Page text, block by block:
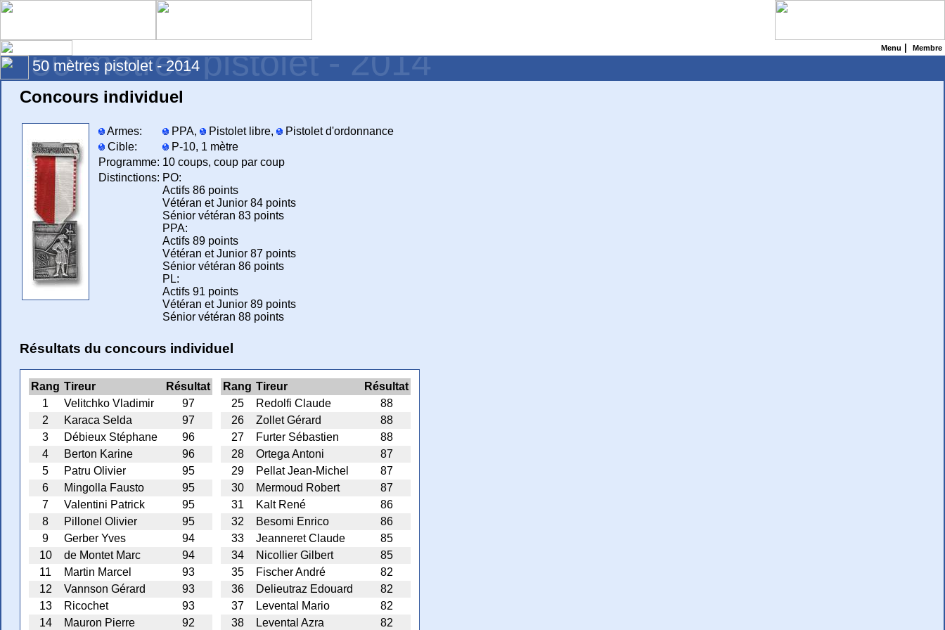
Menu Membre
50 mètres pistolet - 2014
50 mètres pistolet - 2014
Concours individuel
Armes: PPA, Pistolet libre,
Pistolet d'ordonnance
Cible:
P-10, 1 mètre
Programme: 10 coups, coup par coup
Distinctions: PO:
Actifs 86 points
Vétéran et Junior 84 points
Sénior vétéran 83 points
PPA:
Actifs 89 points
Vétéran et Junior 87 points
Sénior vétéran 86 points
PL:
Actifs 91 points
Vétéran et Junior 89 points
Sénior vétéran 88 points
Résultats du concours individuel
Rang Tireur
Résultat
1
Velitchko Vladimir
97
2
Karaca Selda
97
3
Débieux Stéphane
96
4
Berton Karine
96
5
Patru Olivier
95
6
Mingolla Fausto
95
7
Valentini Patrick
95
8
Pillonel Olivier
95
9
Gerber Yves
94
10
de Montet Marc
94
11
Martin Marcel
93
12
Vannson Gérard
93
13
Ricochet
93
14
Mauron Pierre 92
Rang Tireur
Résultat
25
Redolfi Claude
88
26
Zollet Gérard
88
27
Furter Sébastien
88
28
Ortega Antoni
87
29
Pellat Jean-Michel
87
30
Mermoud Robert
87
31
Kalt René
86
32
Besomi Enrico
86
33
Jeanneret Claude
85
34
Nicollier Gilbert
85
35
Fischer André
82
36
Delieutraz Edouard
82
37
Levental Mario
82
38
Levental Azra 82